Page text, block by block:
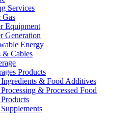
Services
Equipment
Generation
Energy
& Cables
Products
& Food Additives
& Processed Food